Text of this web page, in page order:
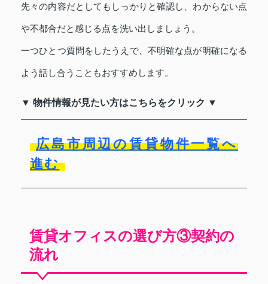
先々の内容だとしてもしっかりと確認し、わからない点
や不都合だと感じる点を洗い出しましょう。
一つひとつ質問をしたうえで、不明確な点が明確になる
よう話し合うこともおすすめします。
▼ 物件情報が見たい方はこちらをクリック ▼
広島市周辺の賃貸物件一覧へ
進む
賃貸オフィスの選び方③契約の
流れ